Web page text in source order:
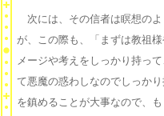
次には、その信者は瞑想の
が、この際も、「まずは教祖
メージや考えをしっかり持っ
て悪魔の惑わしなのでしっか
を鎮めることが大事なので、